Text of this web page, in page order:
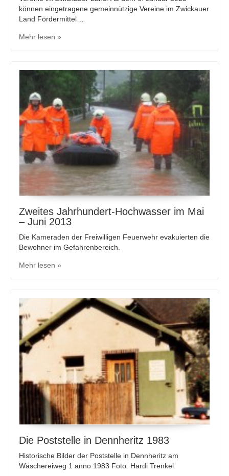
können eingetragene gemeinnützige Vereine im Zwickauer
Land Fördermittel…
Mehr lesen »
Zweites Jahrhundert-Hochwasser im Mai
– Juni 2013
Die Kameraden der Freiwilligen Feuerwehr evakuierten die
Bewohner im Gefahrenbereich.
Mehr lesen »
Die Poststelle in Dennheritz 1983
Historische Bilder der Poststelle in Dennheritz am
Wäschereiweg 1 anno 1983 Foto: Hardi Trenkel